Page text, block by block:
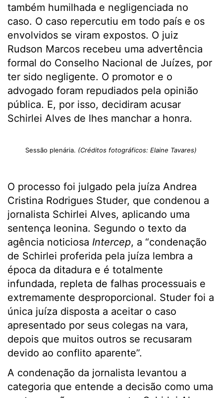
também humilhada e negligenciada no
caso. O caso repercutiu em todo país e os
envolvidos se viram expostos. O juiz
Rudson Marcos recebeu uma advertência
formal do Conselho Nacional de Juízes, por
ter sido negligente. O promotor e o
advogado foram repudiados pela opinião
pública. E, por isso, decidiram acusar
Schirlei Alves de lhes manchar a honra.
Sessão plenária. (Créditos fotográficos: Elaine Tavares)
O processo foi julgado pela juíza Andrea
Cristina Rodrigues Studer, que condenou a
jornalista Schirlei Alves, aplicando uma
sentença leonina. Segundo o texto da
agência noticiosa Intercep, a “condenação
de Schirlei proferida pela juíza lembra a
época da ditadura e é totalmente
infundada, repleta de falhas processuais e
extremamente desproporcional. Studer foi a
única juíza disposta a aceitar o caso
apresentado por seus colegas na vara,
depois que muitos outros se recusaram
devido ao conflito aparente”.
A condenação da jornalista levantou a
categoria que entende a decisão como uma